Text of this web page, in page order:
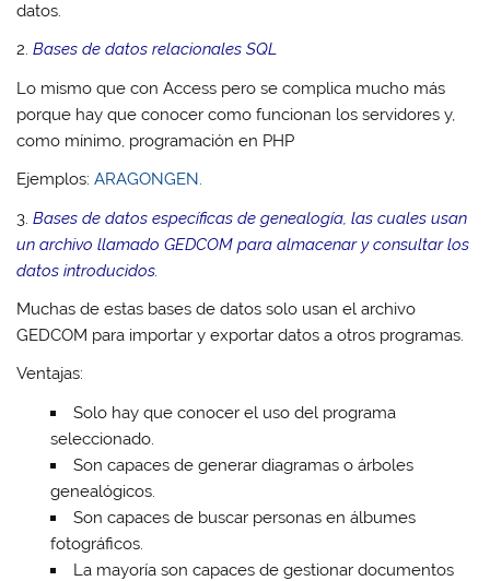
datos.
2.Bases de datos relacionales SQL
Lo mismo que con Access pero se complica mucho más
porque hay que conocer como funcionan los servidores y,
como mínimo, programación en PHP
Ejemplos:ARAGONGEN.
3.Bases de datos específicas de genealogía, las cuales usan
un archivo llamado GEDCOM para almacenar y consultar los
datos introducidos.
Muchas de estas bases de datos solo usan el archivo
GEDCOM para importar y exportar datos a otros programas.
Ventajas:
Solo hay que conocer el uso del programa
seleccionado.
Son capaces de generar diagramas o árboles
genealógicos.
Son capaces de buscar personas en álbumes
fotográficos.
La mayoría son capaces de gestionar documentos